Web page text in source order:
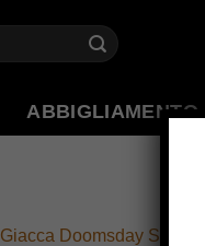
ABBIGLIAMENTO
Giacca Doomsday